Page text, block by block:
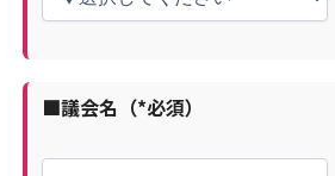
■議会名（*必須）